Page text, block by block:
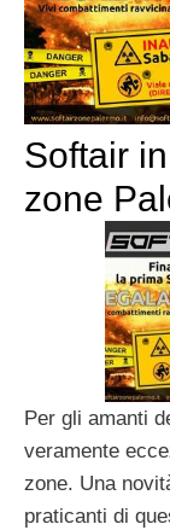
Softair
zone
Per gli amanti
veramente
zone. Una
praticanti di